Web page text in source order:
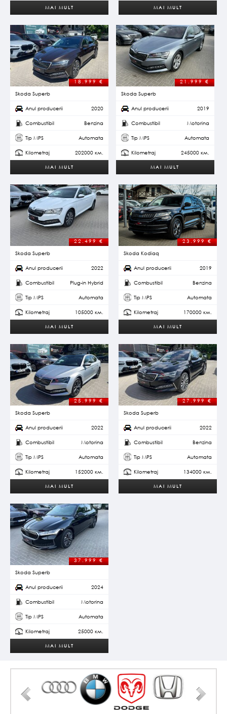
MAI MULT MAI MULT
18.999 €
Skoda Superb
Anul producerii 2020
Combustibil Benzina
Tip MPS Automata
Kilometraj 202000 км.
MAI MULT
21.999 €
Skoda Superb
Anul producerii 2019
Combustibil Motorina
Tip MPS Automata
Kilometraj 245000 км.
MAI MULT
22.499 €
Skoda Superb
Anul producerii 2022
Combustibil Plug-in Hybrid
Tip MPS Automata
Kilometraj 105000 км.
MAI MULT
23.999 €
Skoda Kodiaq
Anul producerii 2019
Combustibil Benzina
Tip MPS Automata
Kilometraj 170000 км.
MAI MULT
25.999 €
Skoda Superb
Anul producerii 2022
Combustibil Motorina
Tip MPS Automata
Kilometraj 152000 км.
MAI MULT
27.999 €
Skoda Superb
Anul producerii 2022
Combustibil Benzina
Tip MPS Automata
Kilometraj 134000 км.
MAI MULT
37.999 €
Skoda Superb
Anul producerii 2024
Combustibil Motorina
Tip MPS Automata
Kilometraj 25000 км.
MAI MULT